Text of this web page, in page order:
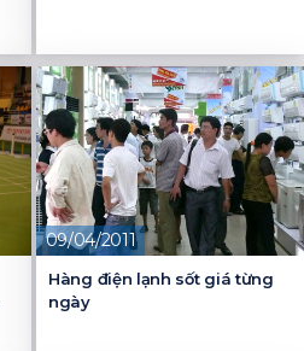
09/04/2011
Hàng điện lạnh sốt giá từng
ngày